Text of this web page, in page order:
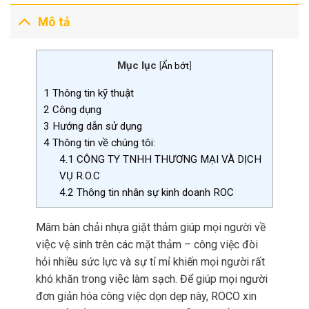
Mô tả
Mục lục [Ẩn bớt]
1 Thông tin kỹ thuật
2 Công dụng
3 Hướng dẫn sử dụng
4Thông tin về chúng tôi:
4.1 CÔNG TY TNHH THƯƠNG MẠI VÀ DỊCH
VỤ R.O.C
4.2 Thông tin nhân sự kinh doanh ROC
Mâm bàn chải nhựa giặt thảm giúp mọi người về
việc vệ sinh trên các mặt thảm – công việc đòi
hỏi nhiều sức lực và sự tỉ mỉ khiến mọi người rất
khó khăn trong việc làm sạch. Để giúp mọi người
đơn giản hóa công việc dọn dẹp này, ROCO xin